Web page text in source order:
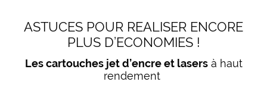
ASTUCES POUR REALISER ENCORE
PLUS D’ECONOMIES !
Les cartouches jet d’encre et lasersà haut
rendement